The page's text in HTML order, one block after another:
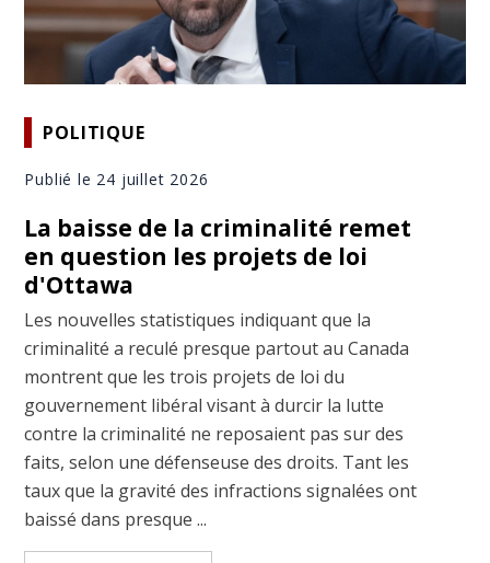
POLITIQUE
Publié le 24 juillet 2026
La baisse de la criminalité remet
en question les projets de loi
d'Ottawa
Les nouvelles statistiques indiquant que la
criminalité a reculé presque partout au Canada
montrent que les trois projets de loi du
gouvernement libéral visant à durcir la lutte
contre la criminalité ne reposaient pas sur des
faits, selon une défenseuse des droits. Tant les
taux que la gravité des infractions signalées ont
baissé dans presque ...